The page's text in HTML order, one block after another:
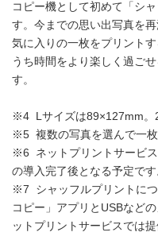
コピー機として初めて「シ
す。今までの思い出写真を
気に入りの一枚をプリント
うち時間をより楽しく過ご
す。
※4 Lサイズは89×127mm。
※5 複数の写真を選んで一枚
※6 ネットプリントサービ
の導入完了後となる予定です
※7 シャッフルプリントに
コピー」アプリとUSBなど
ットプリントサービスでは提